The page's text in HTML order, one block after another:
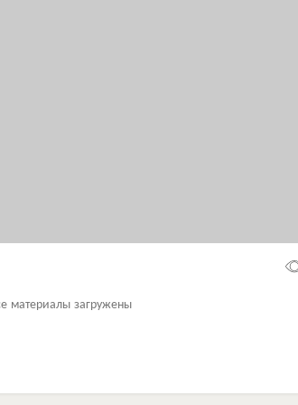
материалы загружены